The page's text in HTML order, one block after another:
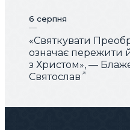
6 серпня
«Святкувати
означає пережити
з Христом», —
Святослав